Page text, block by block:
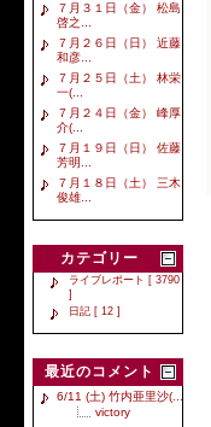
７月３１日（金） 松島
啓之...
７月２６日（日） 近藤
和彦...
７月２５日（土） 林栄
一(...
７月２４日（金） 峰厚
介(...
７月１９日（日） 佐藤
芳明...
７月１８日（土） 三木
俊雄...
カテゴリー
ライブレポート [ 3790
]
日記 [ 12 ]
最近のコメント
6/11 (土) 竹内亜里沙(...
victory